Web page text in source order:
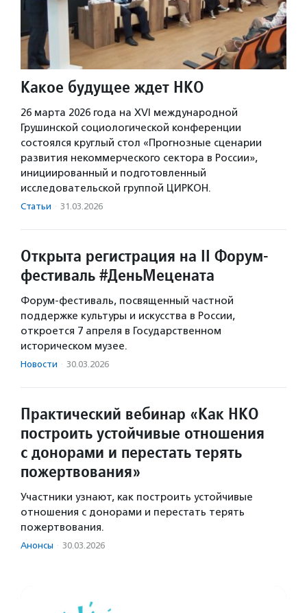
Какое будущее ждет НКО
26 марта 2026 года на XVI международной
Грушинской социологической конференции
состоялся круглый стол «Прогнозные сценарии
развития некоммерческого сектора в России»,
инициированный и подготовленный
исследовательской группой ЦИРКОН.
Статьи · 31.03.2026
Открыта регистрация на II Форум-
фестиваль #ДеньМецената
Форум-фестиваль, посвященный частной
поддержке культуры и искусства в России,
откроется 7 апреля в Государственном
историческом музее.
Новости · 30.03.2026
Практический вебинар «Как НКО
построить устойчивые отношения
с донорами и перестать терять
пожертвования»
Участники узнают, как построить устойчивые
отношения с донорами и перестать терять
пожертвования.
Анонсы · 30.03.2026